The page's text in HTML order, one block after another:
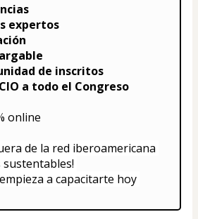
expertos
de inscritos
a todo el Congreso
online
de la red iberoamericana
a capacitarte hoy